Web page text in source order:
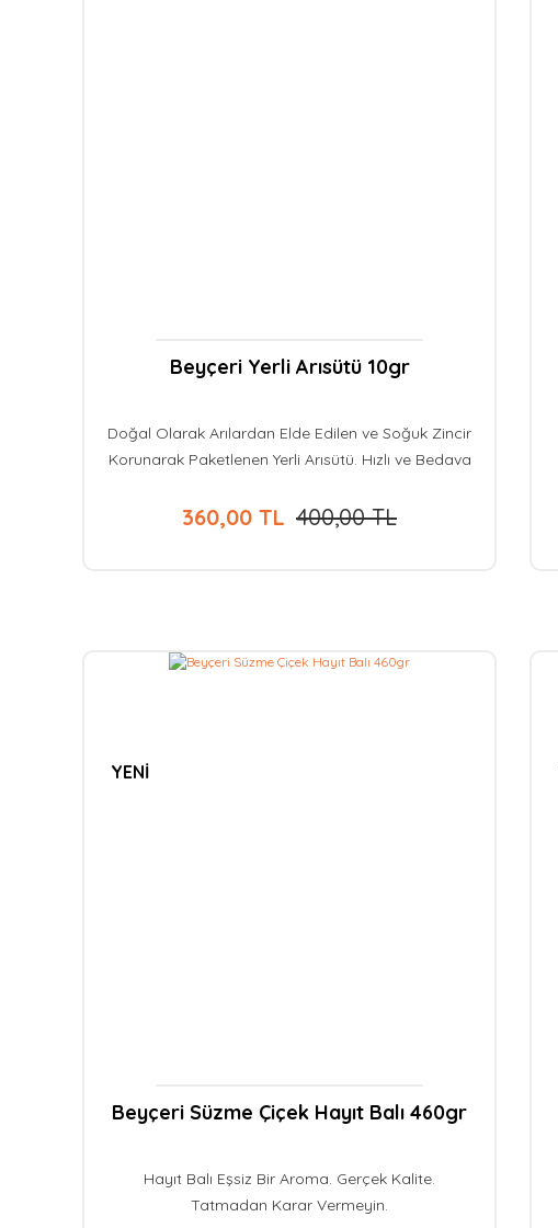
Beyçeri Yerli Arısütü 10gr
Doğal Olarak Arılardan Elde Edilen ve Soğuk Zincir
Korunarak Paketlenen Yerli Arısütü. Hızlı ve Bedava
360,00 TL 400,00 TL
YENİ
Beyçeri Süzme Çiçek Hayıt Balı 460gr
Hayıt Balı Eşsiz Bir Aroma. Gerçek Kalite.
Tatmadan Karar Vermeyin.